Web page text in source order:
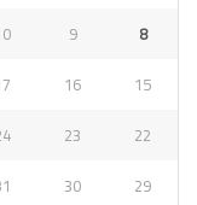
8
9
15
16
22
23
29
30